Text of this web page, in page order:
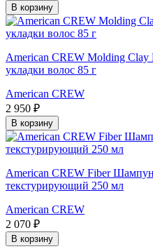
В корзину
American CREW Molding
укладки волос 85 г
American CREW
2 950 ₽
В корзину
American CREW Fiber
текстурирующий 250 мл
American CREW
2 070 ₽
В корзину